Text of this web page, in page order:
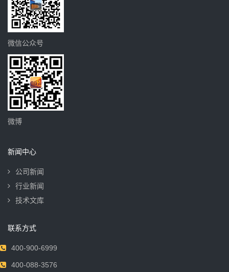
微信公众号
微博
新闻中心
公司新闻
行业新闻
技术文库
联系方式
400-900-6999
400-088-3576